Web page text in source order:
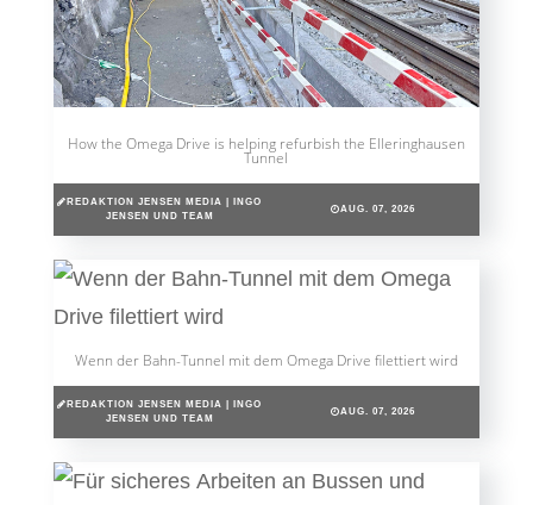
How the Omega Drive is helping refurbish the Elleringhausen
Tunnel
REDAKTION JENSEN MEDIA | INGO
JENSEN UND TEAM
AUG. 07, 2026
Wenn der Bahn-Tunnel mit dem Omega Drive filettiert wird
REDAKTION JENSEN MEDIA | INGO
JENSEN UND TEAM
AUG. 07, 2026